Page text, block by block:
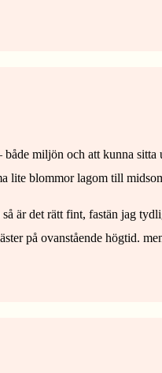
miljön och att kunna
lite blommor lagom till
är det rätt fint, fastän jag
på ovanstående högtid.